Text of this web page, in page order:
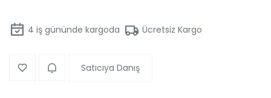
4 iş gününde kargoda Ücretsiz Kargo
Satıcıya Danış